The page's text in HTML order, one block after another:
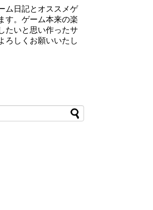
ム日記とオススメゲ
す。ゲーム本来の楽
たいと思い作ったサ
ろしくお願いいたし